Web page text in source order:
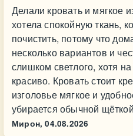
Делали кровать и мягкое
хотела спокойную ткань,
почистить, потому что
несколько вариантов и
слишком светлого, хотя
красиво. Кровать стоит
изголовье мягкое и
убирается обычной
Мирон, 04.08.2026